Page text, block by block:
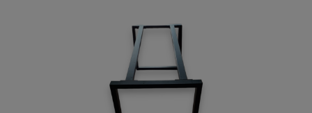
Twojego stołu. Wspaniale komponuje się z masywnymi,
drewnianymi blatami o surowym wyglądzie. Nada Twemu
pomieszczeniu wyjątkowego charakteru i uroku.
DO KOSZYKA